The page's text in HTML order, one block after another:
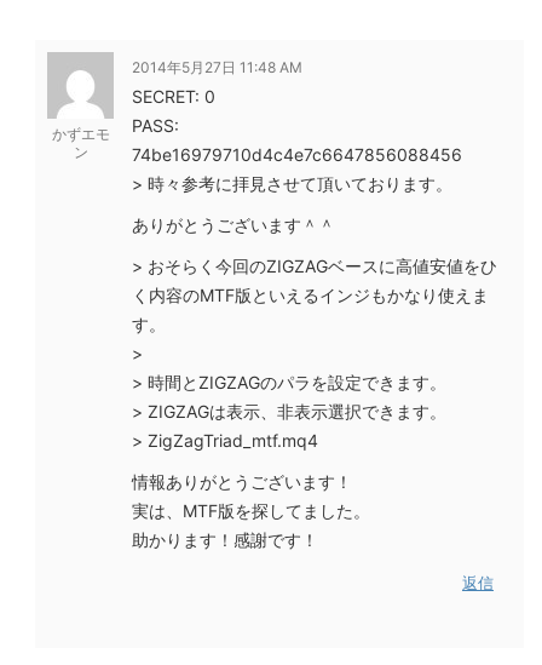
かずエモ
ン
2014年5月27日 11:48 AM
SECRET: 0
PASS:
74be16979710d4c4e7c6647856088456
> 時々参考に拝見させて頂いております。
ありがとうございます＾＾
> おそらく今回のZIGZAGベースに高値安値をひ
く内容のMTF版といえるインジもかなり使えま
す。
>
> 時間とZIGZAGのパラを設定できます。
> ZIGZAGは表示、非表示選択できます。
> ZigZagTriad_mtf.mq4
情報ありがとうございます！
実は、MTF版を探してました。
助かります！感謝です！
返信